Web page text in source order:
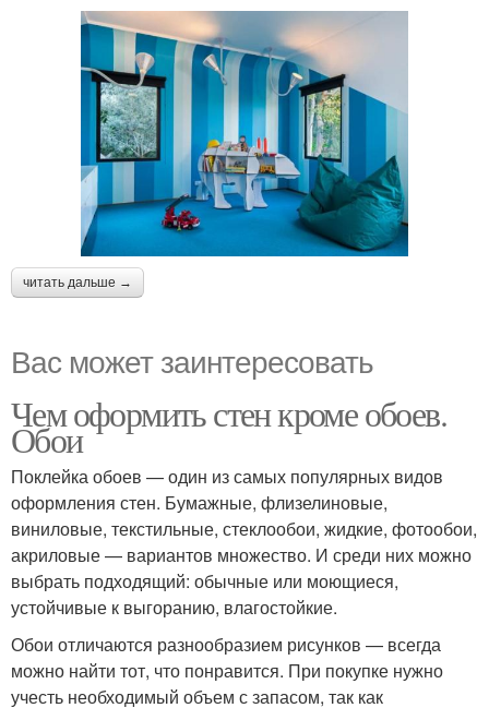
читать дальше →
Вас может заинтересовать
Чем оформить стен кроме обоев.
Обои
Поклейка обоев — один из самых популярных видов
оформления стен. Бумажные, флизелиновые,
виниловые, текстильные, стеклообои, жидкие, фотообои,
акриловые — вариантов множество. И среди них можно
выбрать подходящий: обычные или моющиеся,
устойчивые к выгоранию, влагостойкие.
Обои отличаются разнообразием рисунков — всегда
можно найти тот, что понравится. При покупке нужно
учесть необходимый объем с запасом, так как